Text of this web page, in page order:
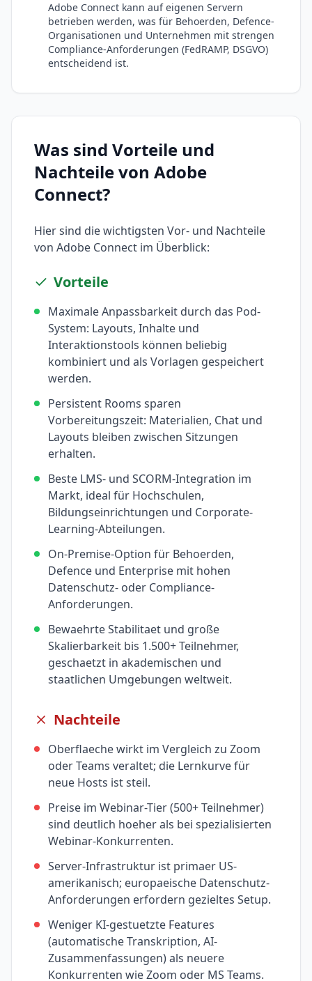
Adobe Connect kann auf eigenen Servern
betrieben werden, was für Behoerden, Defence-
Organisationen und Unternehmen mit strengen
Compliance-Anforderungen (FedRAMP, DSGVO)
entscheidend ist.
Was sind Vorteile und
Nachteile von Adobe
Connect?
Hier sind die wichtigsten Vor- und Nachteile
von Adobe Connect im Überblick:
Vorteile
Maximale Anpassbarkeit durch das Pod-
System: Layouts, Inhalte und
Interaktionstools können beliebig
kombiniert und als Vorlagen gespeichert
werden.
Persistent Rooms sparen
Vorbereitungszeit: Materialien, Chat und
Layouts bleiben zwischen Sitzungen
erhalten.
Beste LMS- und SCORM-Integration im
Markt, ideal für Hochschulen,
Bildungseinrichtungen und Corporate-
Learning-Abteilungen.
On-Premise-Option für Behoerden,
Defence und Enterprise mit hohen
Datenschutz- oder Compliance-
Anforderungen.
Bewaehrte Stabilitaet und große
Skalierbarkeit bis 1.500+ Teilnehmer,
geschaetzt in akademischen und
staatlichen Umgebungen weltweit.
Nachteile
Oberflaeche wirkt im Vergleich zu Zoom
oder Teams veraltet; die Lernkurve für
neue Hosts ist steil.
Preise im Webinar-Tier (500+ Teilnehmer)
sind deutlich hoeher als bei spezialisierten
Webinar-Konkurrenten.
Server-Infrastruktur ist primaer US-
amerikanisch; europaeische Datenschutz-
Anforderungen erfordern gezieltes Setup.
Weniger KI-gestuetzte Features
(automatische Transkription, AI-
Zusammenfassungen) als neuere
Konkurrenten wie Zoom oder MS Teams.